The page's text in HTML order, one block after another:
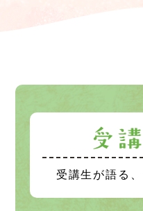
受講生が語る